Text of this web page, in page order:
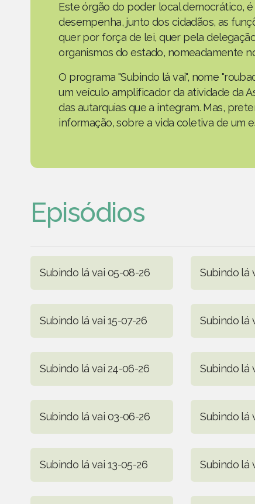
Este órgão do poder local democrático,
desempenha, junto dos cidadãos, as
quer por força de lei, quer pela
organismos do estado, nomeadamente
O programa "Subindo lá vai", nome
um veículo amplificador da atividade da
das autarquias que a integram. Mas,
informação, sobre a vida coletiva de um
Episódios
Subindo lá vai 05-08-26 Subindo lá
Subindo lá vai 15-07-26 Subindo lá
Subindo lá vai 24-06-26 Subindo lá
Subindo lá vai 03-06-26 Subindo lá
Subindo lá vai 13-05-26 Subindo lá